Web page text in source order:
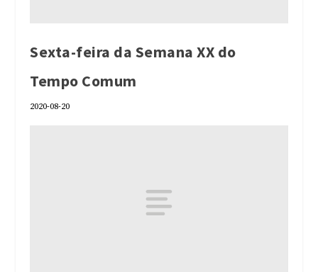
Sexta-feira da Semana XX do
Tempo Comum
2020-08-20